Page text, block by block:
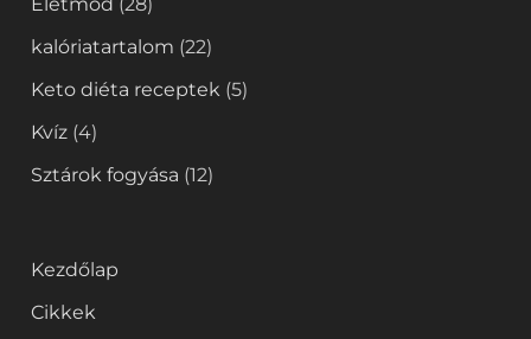
kalóriatartalom (22)
Keto diéta receptek (5)
Kvíz (4)
Sztárok fogyása (12)
Kezdőlap
Cikkek